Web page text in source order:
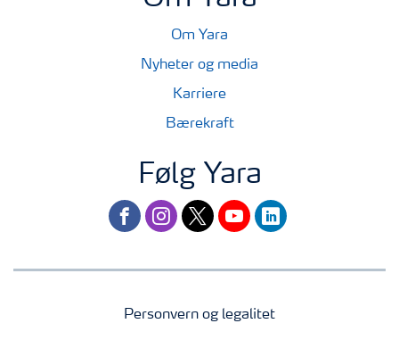
Om Yara
Nyheter og media
Karriere
Bærekraft
Følg Yara
facebookinstagram
twitteryoutubelinkedin
Personvern og legalitet